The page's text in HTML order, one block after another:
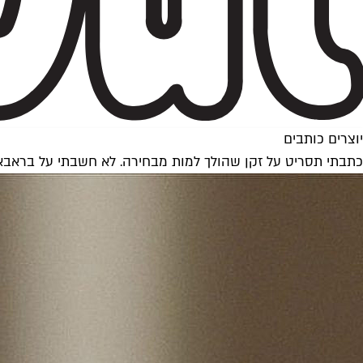
יוצרים כותבים
כתבתי תסריט על זקן שהולך למות מבחירה. לא חשבתי על